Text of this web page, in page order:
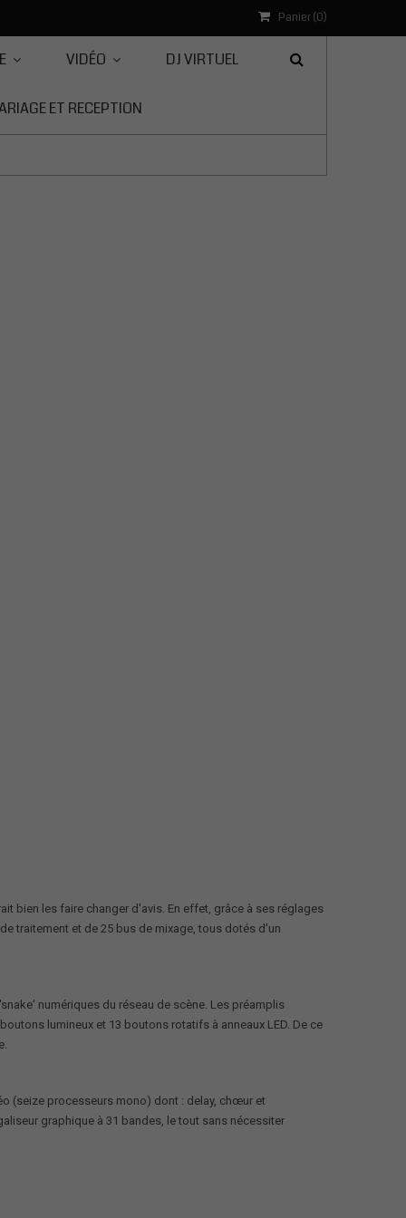
Panier (0)
VIDÉO DJ VIRTUEL
ET RECEPTION
bien les faire changer d'avis. En effet, grâce à ses réglages
traitement et de 25 bus de mixage, tous dotés d'un
numériques du réseau de scène. Les préamplis
lumineux et 13 boutons rotatifs à anneaux LED. De ce
(seize processeurs mono) dont : delay, chœur et
graphique à 31 bandes, le tout sans nécessiter